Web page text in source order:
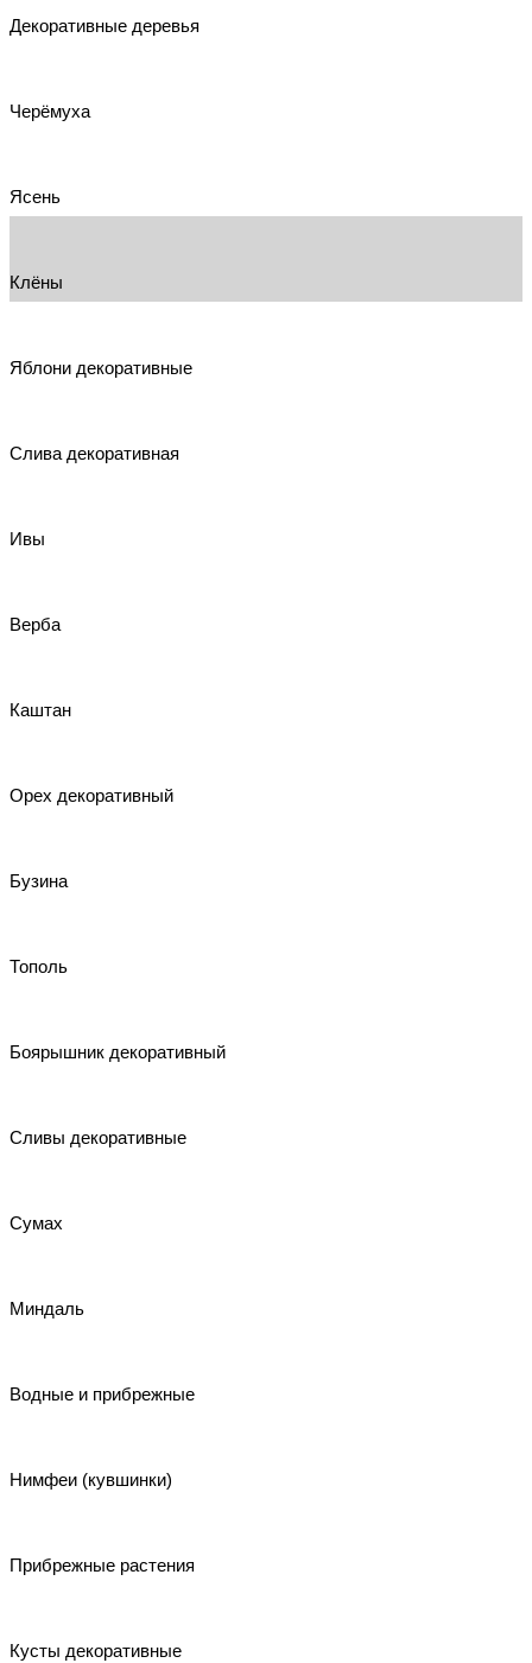
Декоративные деревья
Черёмуха
Ясень
Клёны
Яблони декоративные
Слива декоративная
Ивы
Верба
Каштан
Орех декоративный
Бузина
Тополь
Боярышник декоративный
Сливы декоративные
Сумах
Миндаль
Водные и прибрежные
Нимфеи (кувшинки)
Прибрежные растения
Кусты декоративные